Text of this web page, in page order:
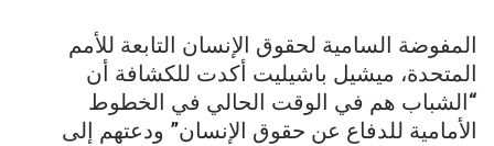
المفوضة السامية لحقوق الإنسان التابعة للأمم
المتحدة، ميشيل باشيليت أكدت للكشافة أن
“الشباب هم في الوقت الحالي في الخطوط
الأمامية للدفاع عن حقوق الإنسان” ودعتهم إلى